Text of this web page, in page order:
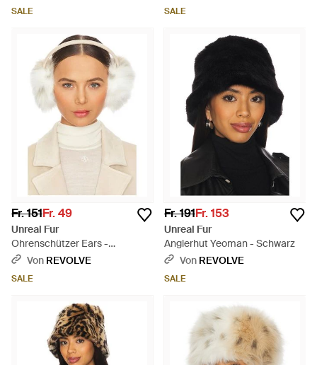
SALE SALE
Fr. 151Fr. 49
Unreal Fur
Ohrenschützer Ears -
Mehrfarbig
Von REVOLVE
SALE
Fr. 191Fr. 153
Unreal Fur
Anglerhut Yeoman - Schwarz
Von REVOLVE
SALE